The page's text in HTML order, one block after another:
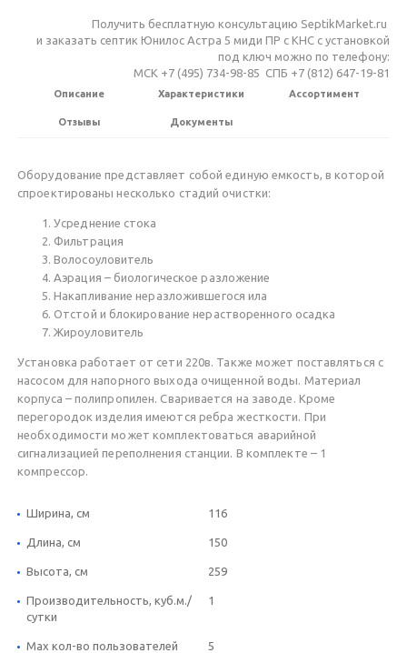
Получить бесплатную консультацию SeptikMarket.ru
и заказать септик Юнилос Астра 5 миди ПР с КНС c установкой
под ключ можно по телефону:
МСК +7 (495) 734-98-85 СПБ +7 (812) 647-19-81
Описание Характеристики Ассортимент
Отзывы Документы
Оборудование представляет собой единую емкость, в которой
спроектированы несколько стадий очистки:
Усреднение стока
Фильтрация
Волосоуловитель
Аэрация – биологическое разложение
Накапливание неразложившегося ила
Отстой и блокирование нерастворенного осадка
Жироуловитель
Установка работает от сети 220в. Также может поставляться с
насосом для напорного выхода очищенной воды. Материал
корпуса – полипропилен. Сваривается на заводе. Кроме
перегородок изделия имеются ребра жесткости. При
необходимости может комплектоваться аварийной
сигнализацией переполнения станции. В комплекте – 1
компрессор.
Ширина, см 116
Длина, см 150
Высота, см 259
Производительность, куб.м./
сутки
1
Max кол-во пользователей 5